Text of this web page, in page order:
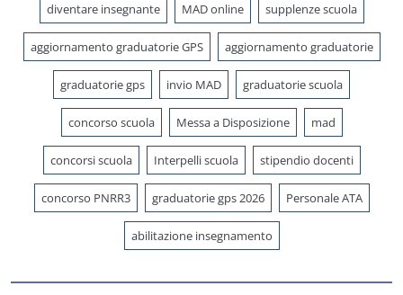
diventare insegnante MAD online supplenze scuola
aggiornamento graduatorie GPS aggiornamento graduatorie
graduatorie gps invio MAD graduatorie scuola
concorso scuola Messa a Disposizione mad
concorsi scuola Interpelli scuola stipendio docenti
concorso PNRR3 graduatorie gps 2026 Personale ATA
abilitazione insegnamento